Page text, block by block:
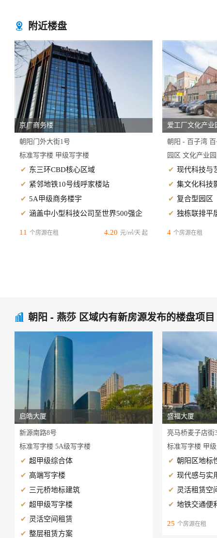
 附近楼盘
京广商务楼
朝阳门外大街1号
标准写字楼 甲级写字楼
东三环CBD核心区域
紧邻地铁10号线呼家楼站
5A甲级商务楼宇
涵盖中小型科技公司至世界500强企
业
11 个房源在租 4.20 元/㎡/天 起
爱工厂文化产业
朝阳 - 百子湾
园区 文化产业
现代科技与
集文化科技
复合型园区
独栋联排平
4 个房源在租
 朝阳 - 燕莎 区域内有新房源发布的楼盘项目
启皓大厦
新源南路8号
标准写字楼 5A级写字楼
超甲级综合体
高端写字楼
三元桥地标建筑
超甲级写字楼
灵活空间租赁
整层租赁方案
盛福大厦
亮马桥麦子店街
标准写字楼 甲
朝阳区地标
现代感与实
灵活租赁空
地铁交通便
25 个房源在租